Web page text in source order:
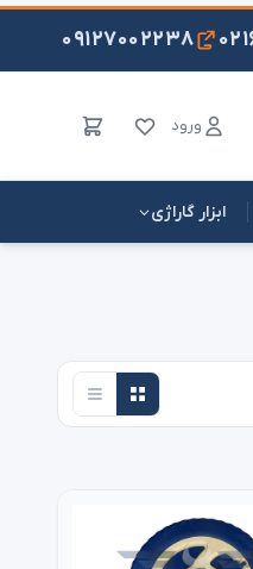
۰۹۱۲۷۰۰۲۲۳۸
ورود
ابزار گاراژی